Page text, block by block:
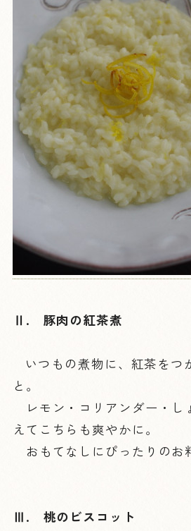
Ⅱ. 豚肉の紅茶煮
いつもの煮物に、紅茶をつ
と。
レモン・コリアンダー・し
えてこちらも爽やかに。
おもてなしにぴったりのお
Ⅲ. 桃のビスコット